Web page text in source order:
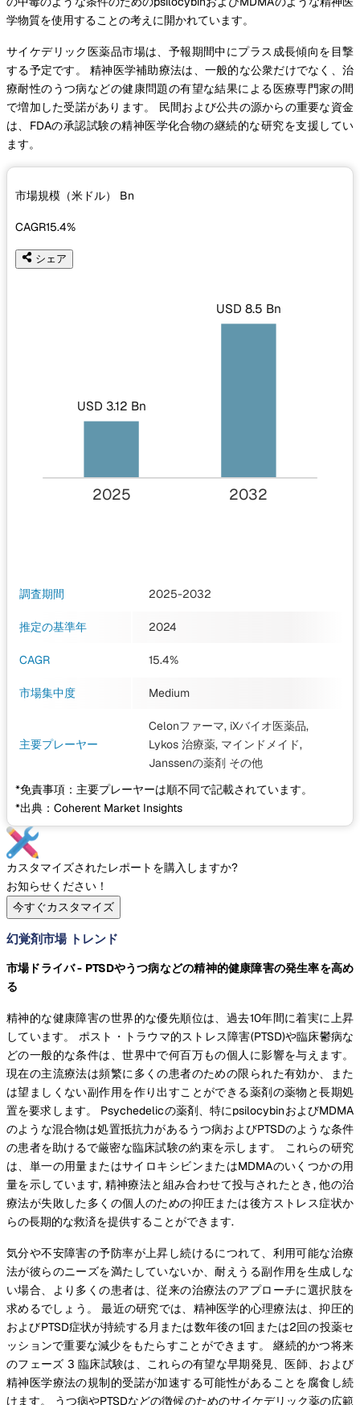
学物質を使用することの考えに開かれています。
サイケデリック医薬品市場は、予報期間中にプラス成長傾向を目撃
する予定です。 精神医学補助療法は、一般的な公衆だけでなく、治
療耐性のうつ病などの健康問題の有望な結果による医療専門家の間
で増加した受諾があります。 民間および公共の源からの重要な資金
は、FDAの承認試験の精神医学化合物の継続的な研究を支援してい
ます。
市場規模（米ドル） Bn
CAGR15.4%
シェア
USD 3.12 Bn
USD 8.5 Bn
2025 2032
調査期間 2025-2032
推定の基準年 2024
CAGR 15.4%
市場集中度 Medium
主要プレーヤー
Celonファーマ, iXバイオ医薬品,
Lykos 治療薬, マインドメイド,
Janssenの薬剤 その他
*免責事項：主要プレーヤーは順不同で記載されています。
*出典：Coherent Market Insights
カスタマイズされたレポートを購入しますか?
お知らせください！
今すぐカスタマイズ
幻覚剤市場 トレンド
市場ドライバ - PTSDやうつ病などの精神的健康障害の発生率を高め
る
精神的な健康障害の世界的な優先順位は、過去10年間に着実に上昇
しています。 ポスト・トラウマ的ストレス障害(PTSD)や臨床鬱病な
どの一般的な条件は、世界中で何百万もの個人に影響を与えます。
現在の主流療法は頻繁に多くの患者のための限られた有効か、また
は望ましくない副作用を作り出すことができる薬剤の薬物と長期処
置を要求します。 Psychedelicの薬剤、特にpsilocybinおよびMDMA
のような混合物は処置抵抗力があるうつ病およびPTSDのような条件
の患者を助けるで厳密な臨床試験の約束を示します。 これらの研究
は、単一の用量またはサイロキシビンまたはMDMAのいくつかの用
量を示しています, 精神療法と組み合わせて投与されたとき, 他の治
療法が失敗した多くの個人のための抑圧または後方ストレス症状か
らの長期的な救済を提供することができます.
気分や不安障害の予防率が上昇し続けるにつれて、利用可能な治療
法が彼らのニーズを満たしていないか、耐えうる副作用を生成しな
い場合、より多くの患者は、従来の治療法のアプローチに選択肢を
求めるでしょう。 最近の研究では、精神医学的心理療法は、抑圧的
およびPTSD症状が持続する月または数年後の1回または2回の投薬セ
ッションで重要な減少をもたらすことができます。 継続的かつ将来
のフェーズ 3 臨床試験は、これらの有望な早期発見、医師、および
精神医学療法の規制的受諾が加速する可能性があることを腐食し続
けます。 うつ病やPTSDなどの徴候のためのサイケデリック薬の広範